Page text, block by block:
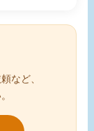
など、